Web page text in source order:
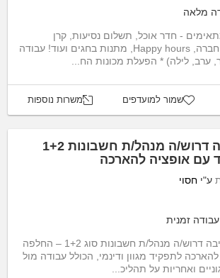
מלאה
- חדר אוכל, תשלום נסיעות, קרן
השתלמות, אירועי חברה, Happy hours, מתנות בחגים ועוד! עבודה
שמור למועדפים משרות נוספות
לחברה מובילה דרוש/ה מנהל/ת חשבונות 1+2
עם אופציה להארכה
ע"י חסוי
זמנית
לחברה מובילה ויציבה דרוש/ה מנהל/ת חשבונות סוג 1+2 – החלפה
לתפקיד מגוון ודינמי, הכולל עבודה מול
ואחריות על תהליכ...